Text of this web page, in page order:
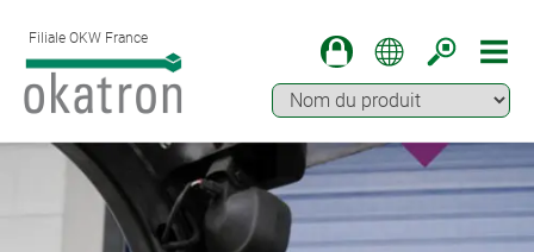
Filiale OKW France